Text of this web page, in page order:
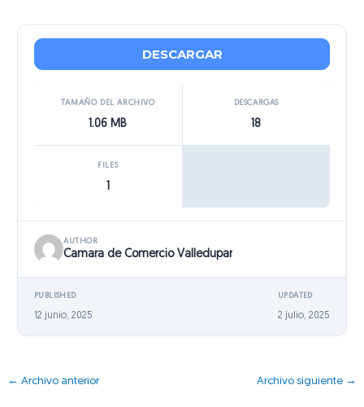
DESCARGAR
TAMAÑO DEL ARCHIVO
1.06 MB
DESCARGAS
18
FILES
AUTHOR
Camara de Comercio Valledupar
PUBLISHED
12 junio, 2025
UPDATED
2 julio, 2025
← Archivo anterior Archivo siguiente →